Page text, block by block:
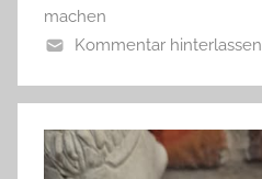
machen
Kommentar hinterlassen